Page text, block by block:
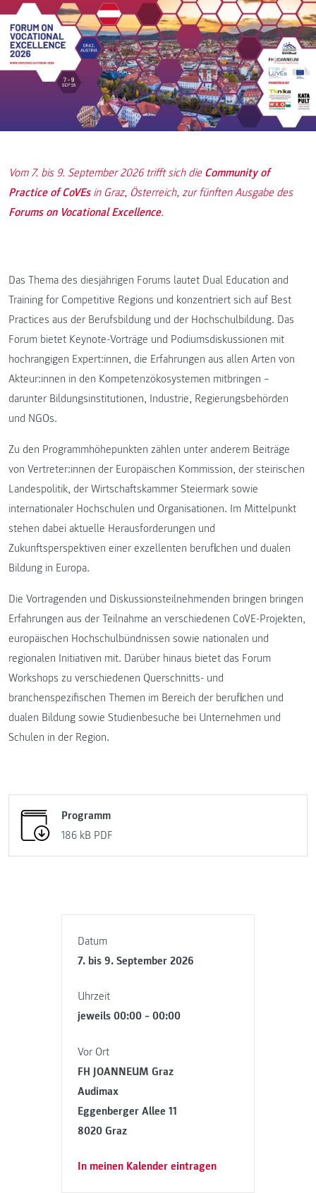
Datum
7. bis 9. September 2026
Uhrzeit
jeweils 00:00 – 00:00
Vor Ort
FH JOANNEUM Graz
Audimax
Eggenberger Allee 11
8020 Graz
In meinen Kalender eintragen
Vom 7. bis 9. September 2026 trifft sich die Community of
Practice of CoVEsin Graz, Österreich, zur fünften Ausgabe des
Forums on Vocational Excellence.
Das Thema des diesjährigen Forums lautet Dual Education and
Training for Competitive Regions und konzentriert sich auf Best
Practices aus der Berufsbildung und der Hochschulbildung. Das
Forum bietet Keynote-Vorträge und Podiumsdiskussionen mit
hochrangigen Expert:innen, die Erfahrungen aus allen Arten von
Akteur:innen in den Kompetenzökosystemen mitbringen –
darunter Bildungsinstitutionen, Industrie, Regierungsbehörden
und NGOs.
Zu den Programmhöhepunkten zählen unter anderem Beiträge
von Vertreter:innen der Europäischen Kommission, der steirischen
Landespolitik, der Wirtschaftskammer Steiermark sowie
internationaler Hochschulen und Organisationen. Im Mittelpunkt
stehen dabei aktuelle Herausforderungen und
Zukunftsperspektiven einer exzellenten beruflichen und dualen
Bildung in Europa.
Die Vortragenden und Diskussionsteilnehmenden bringen bringen
Erfahrungen aus der Teilnahme an verschiedenen CoVE-Projekten,
europäischen Hochschulbündnissen sowie nationalen und
regionalen Initiativen mit. Darüber hinaus bietet das Forum
Workshops zu verschiedenen Querschnitts- und
branchenspezifischen Themen im Bereich der beruflichen und
dualen Bildung sowie Studienbesuche bei Unternehmen und
Schulen in der Region.
Programm
186 kB PDF